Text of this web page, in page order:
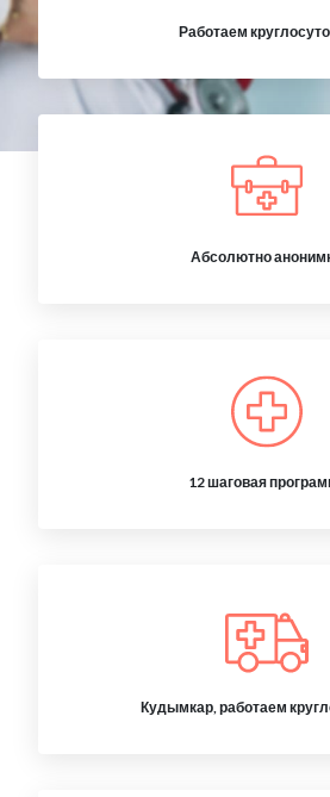
Работаем
Абсолютно
12 шаговая
Кудымкар, работаем